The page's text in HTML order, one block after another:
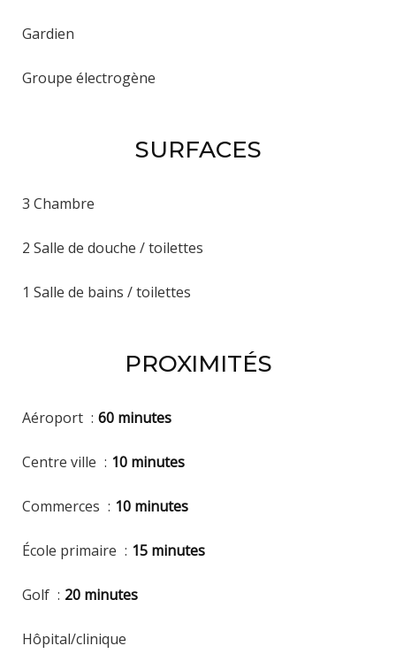
Gardien
Groupe électrogène
SURFACES
3 Chambre
2 Salle de douche / toilettes
1 Salle de bains / toilettes
PROXIMITÉS
Aéroport 60 minutes
Centre ville 10 minutes
Commerces 10 minutes
École primaire 15 minutes
Golf 20 minutes
Hôpital/clinique